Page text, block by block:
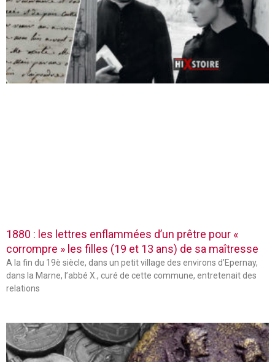
1880 : les lettres enflammées d’un prêtre pour «
corrompre » les filles (19 et 13 ans) de sa maîtresse
A la fin du 19è siècle, dans un petit village des environs d’Epernay,
dans la Marne, l’abbé X., curé de cette commune, entretenait des
relations